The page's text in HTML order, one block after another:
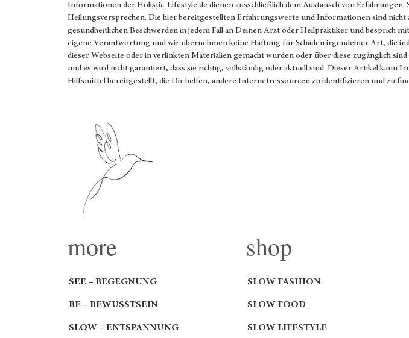
Informationen der Holistic-Lifestyle.de dienen ausschließlich dem Austausch von
Heilungsversprechen. Die hier bereitgestellten Erfahrungswerte und Informationen sind
gesundheitlichen Beschwerden in jedem Fall an Deinen Arzt oder Heilpraktiker und besprich
eigene Verantwortung und wir übernehmen keine Haftung für Schäden irgendeiner Art, die
dieser Webseite oder in verlinkten Materialien gemacht wurden oder über diese zugänglich
und es wird nicht garantiert, dass sie richtig, vollständig oder aktuell sind. Dieser Artikel kann
Hilfsmittel bereitgestellt, die Dir helfen, andere Internetressourcen zu identifizieren und zu
more
SEE – BEGEGNUNG
BE – BEWUSSTSEIN
SLOW – ENTSPANNUNG
shop
SLOW FASHION
SLOW FOOD
SLOW LIFESTYLE